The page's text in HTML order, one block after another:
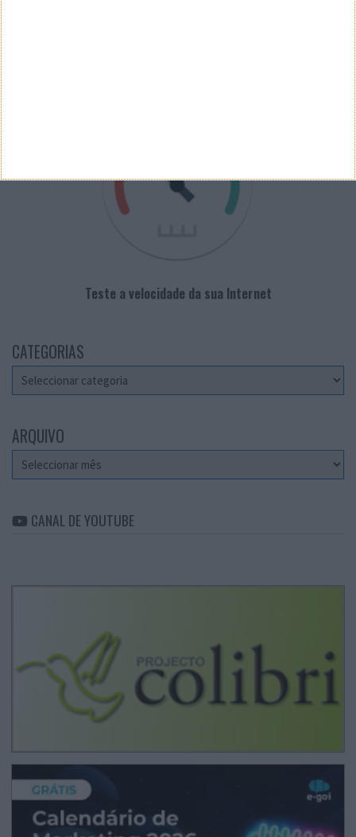
Teste a velocidade da sua Internet
CATEGORIAS
Categorias
ARQUIVO
Arquivo
CANAL DE YOUTUBE